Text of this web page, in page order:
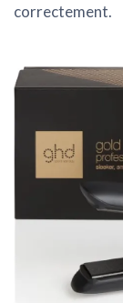
correctement.